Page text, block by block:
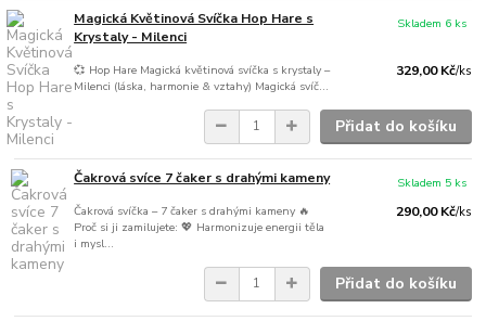
Magická Květinová Svíčka Hop Hare s
Krystaly - Milenci
💞 Hop Hare Magická květinová svíčka s krystaly –
Milenci (láska, harmonie & vztahy) Magická svíč...
329,00 Kč/ks
Skladem 6 ks
Přidat do košíku
Čakrová svíce 7 čaker s drahými kameny
Čakrová svíčka – 7 čaker s drahými kameny 🔥
Proč si ji zamilujete: 💖 Harmonizuje energii těla
i mysl...
290,00 Kč/ks
Skladem 5 ks
Přidat do košíku